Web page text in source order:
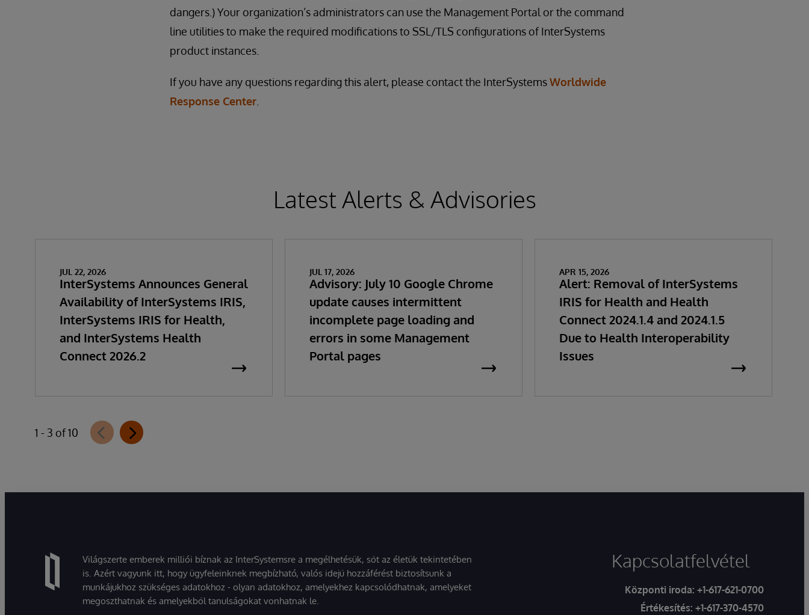
dangers.) Your organization’s administrators can use the Management Portal or the command
line utilities to make the required modifications to SSL/TLS configurations of InterSystems
product instances.
If you have any questions regarding this alert, please contact the InterSystemsWorldwide
Response Center
Latest Alerts & Advisories
JUL 22, 2026
InterSystems Announces General
Availability of InterSystems IRIS,
InterSystems IRIS for Health,
and InterSystems Health
Connect 2026.2
JUL 17, 2026
Advisory: July 10 Google Chrome
update causes intermittent
incomplete page loading and
errors in some Management
Portal pages
APR 15, 2026
Alert: Removal of InterSystems
IRIS for Health and Health
Connect 2024.1.4 and 2024.1.5
Due to Health Interoperability
Issues
1 - 3 of 10
Világszerte emberek milliói bíznak az InterSystemsre a megélhetésük, sőt az életük tekintetében
is. Azért vagyunk itt, hogy ügyfeleinknek megbízható, valós idejű hozzáférést biztosítsunk a
munkájukhoz szükséges adatokhoz - olyan adatokhoz, amelyekhez kapcsolódhatnak, amelyeket
megoszthatnak és amelyekből tanulságokat vonhatnak le.
Kapcsolatfelvétel
Központi iroda: +1-617-621-0700
Értékesítés: +1-617-370-4570